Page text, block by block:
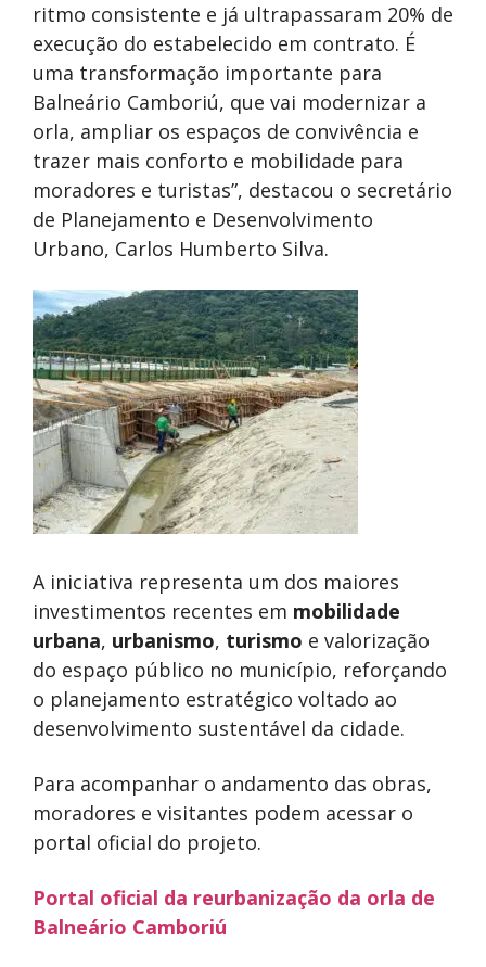
ritmo consistente e já ultrapassaram 20% de
execução do estabelecido em contrato. É
uma transformação importante para
Balneário Camboriú, que vai modernizar a
orla, ampliar os espaços de convivência e
trazer mais conforto e mobilidade para
moradores e turistas”, destacou o secretário
de Planejamento e Desenvolvimento
Urbano, Carlos Humberto Silva.
A iniciativa representa um dos maiores
investimentos recentes em mobilidade
urbana, urbanismo, turismo e valorização
do espaço público no município, reforçando
o planejamento estratégico voltado ao
desenvolvimento sustentável da cidade.
Para acompanhar o andamento das obras,
moradores e visitantes podem acessar o
portal oficial do projeto.
Portal oficial da reurbanização da orla de
Balneário Camboriú